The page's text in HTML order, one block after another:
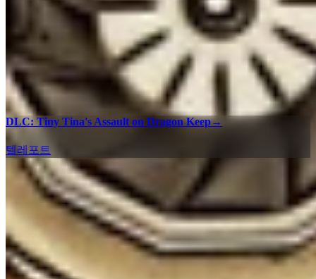
DLC: Tiny Tina's Assault on Dragon Keep→
텔레포트